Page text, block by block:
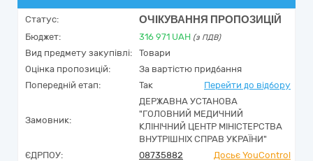
Статус: ОЧІКУВАННЯ ПРОПОЗИЦІЙ
Бюджет: 316 971 UAH (з ПДВ)
Вид предмету закупівлі:
Товари
Оцінка пропозицій:
За вартістю придбання
Попередній етап:
Так Перейти до відбору
Замовник:
ДЕРЖАВНА УСТАНОВА
"ГОЛОВНИЙ МЕДИЧНИЙ
КЛІНІЧНИЙ ЦЕНТР МІНІСТЕРСТВА
ВНУТРІШНІХ СПРАВ УКРАЇНИ"
ЄДРПОУ:
08735882
Досьє YouControl